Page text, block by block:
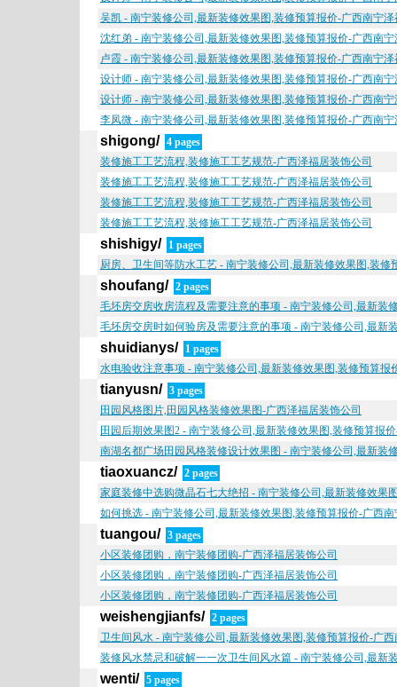
吴凯 - 南宁装修公司,最新装修效果图,装修预算报价-广西南宁
沈红弟 - 南宁装修公司,最新装修效果图,装修预算报价-广西南
卢霞 - 南宁装修公司,最新装修效果图,装修预算报价-广西南宁
设计师 - 南宁装修公司,最新装修效果图,装修预算报价-广西南
设计师 - 南宁装修公司,最新装修效果图,装修预算报价-广西南
李凤微 - 南宁装修公司,最新装修效果图,装修预算报价-广西南
shigong/ 4 pages
装修施工工艺流程,装修施工工艺规范-广西泽福居装饰公司
装修施工工艺流程,装修施工工艺规范-广西泽福居装饰公司
装修施工工艺流程,装修施工工艺规范-广西泽福居装饰公司
装修施工工艺流程,装修施工工艺规范-广西泽福居装饰公司
shishigy/ 1 pages
厨房、卫生间等防水工艺 - 南宁装修公司,最新装修效果图,装
shoufang/ 2 pages
毛坯房交房收房流程及需要注意的事项 - 南宁装修公司,最新装
毛坯房交房时如何验房及需要注意的事项 - 南宁装修公司,最新
shuidianys/ 1 pages
水电验收注意事项 - 南宁装修公司,最新装修效果图,装修预算报
tianyusn/ 3 pages
田园风格图片,田园风格装修效果图-广西泽福居装饰公司
田园后期效果图2 - 南宁装修公司,最新装修效果图,装修预算报
南湖名都广场田园风格装修设计效果图 - 南宁装修公司,最新装
tiaoxuancz/ 2 pages
家庭装修中选购微晶石七大绝招 - 南宁装修公司,最新装修效果
如何挑选 - 南宁装修公司,最新装修效果图,装修预算报价-广西
tuangou/ 3 pages
小区装修团购，南宁装修团购-广西泽福居装饰公司
小区装修团购，南宁装修团购-广西泽福居装饰公司
小区装修团购，南宁装修团购-广西泽福居装饰公司
weishengjianfs/ 2 pages
卫生间风水 - 南宁装修公司,最新装修效果图,装修预算报价-广
装修风水禁忌和破解一一次卫生间风水篇 - 南宁装修公司,最新
wenti/ 5 pages